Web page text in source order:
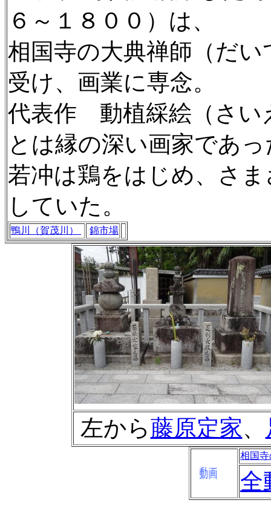
６～１８００）は、
相国寺の大典禅師（だ
受け、画業に専念。
代表作 動植綵絵（さい
とは縁の深い画家であ
若冲は鶏をはじめ、さ
していた。
鴨川（賀茂川） 錦市場
左から藤原定家、
相国